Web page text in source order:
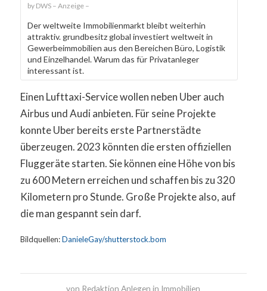
DWS
Der weltweite Immobilienmarkt bleibt weiterhin
attraktiv. grundbesitz global investiert weltweit in
Gewerbeimmobilien aus den Bereichen Büro, Logistik
und Einzelhandel. Warum das für Privatanleger
interessant ist.
Einen Lufttaxi-Service wollen neben Uber auch
Airbus und Audi anbieten. Für seine Projekte
konnte Uber bereits erste Partnerstädte
überzeugen. 2023 könnten die ersten offiziellen
Fluggeräte starten. Sie können eine Höhe von bis
zu 600 Metern erreichen und schaffen bis zu 320
Kilometern pro Stunde. Große Projekte also, auf
die man gespannt sein darf.
Bildquellen:DanieleGay/shutterstock.bom
von Redaktion Anlegen in Immobilien